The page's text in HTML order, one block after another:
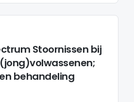
Stoornissen bij
behandeling